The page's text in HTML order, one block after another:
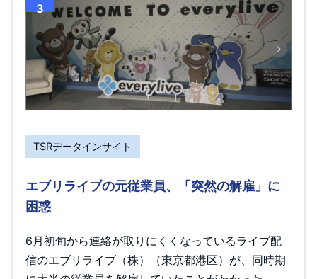
3
TSRデータインサイト
エブリライブの元従業員、「突然の解雇」に
困惑
6月初旬から連絡が取りにくくなっているライブ配
信のエブリライブ（株）（東京都港区）が、同時期